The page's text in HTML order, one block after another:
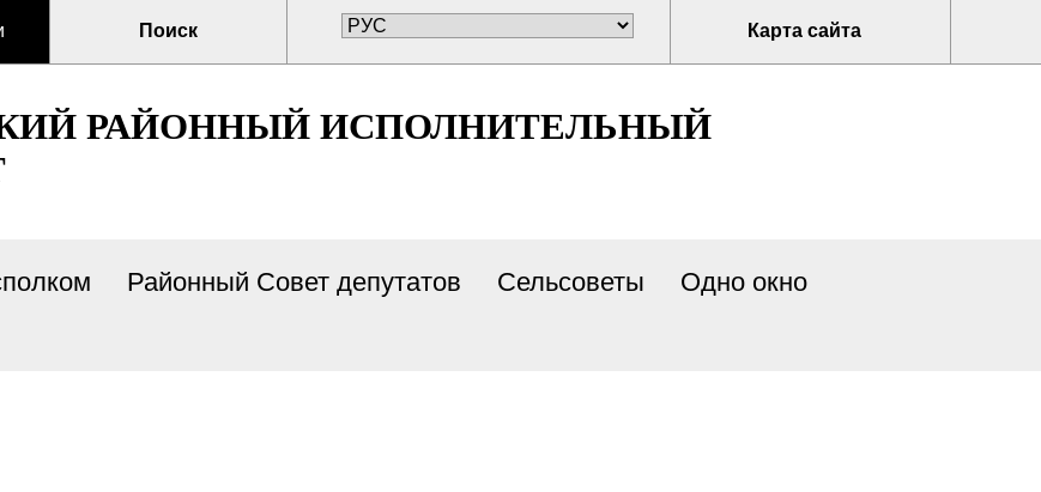
Поиск Карта сайта
РАЙОННЫЙ ИСПОЛНИТЕЛЬНЫЙ
Районный Совет депутатов Сельсоветы
Одно окно